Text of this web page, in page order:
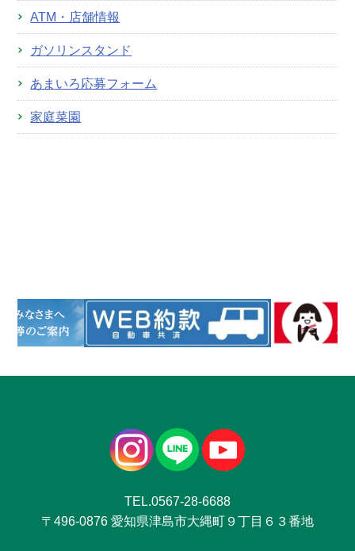
ATM・店舗情報
ガソリンスタンド
あまいろ応募フォーム
家庭菜園
TEL.0567-28-6688
〒496-0876 愛知県津島市大縄町９丁目６３番地